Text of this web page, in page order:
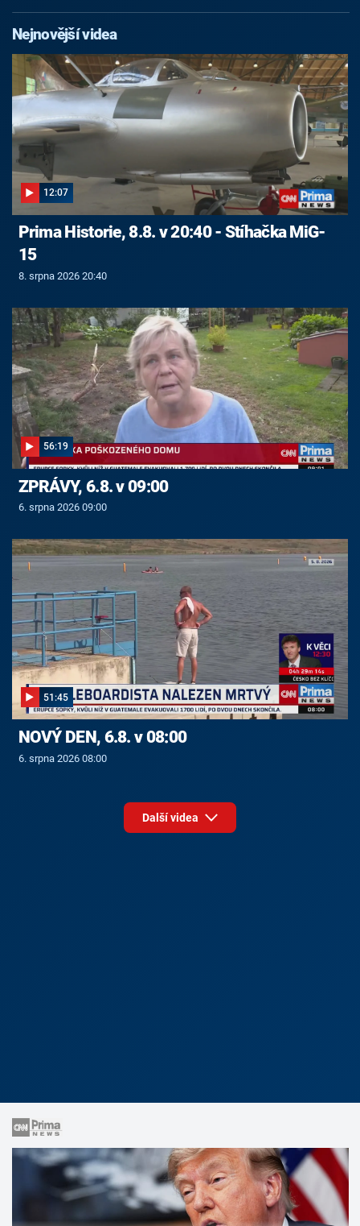
Nejnovější videa
12:07
Prima Historie, 8.8. v 20:40 - Stíhačka MiG-
15
8. srpna 2026 20:40
56:19
ZPRÁVY, 6.8. v 09:00
6. srpna 2026 09:00
51:45
NOVÝ DEN, 6.8. v 08:00
6. srpna 2026 08:00
Další videa